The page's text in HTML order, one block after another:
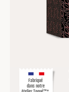
Fabriqué
dans notre